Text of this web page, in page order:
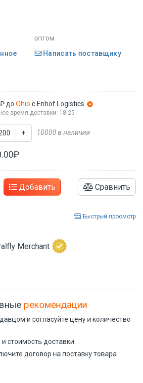
оптом
Написать поставщику
до Ohio с Enhof Logistics
время доставки: 18-25
+ 10000 в наличии
Добавить Сравнить
Быстрый просмотр
Merchant
рекомендации
и согласуйте цену и количество
стоимость доставки
договор на поставку товара